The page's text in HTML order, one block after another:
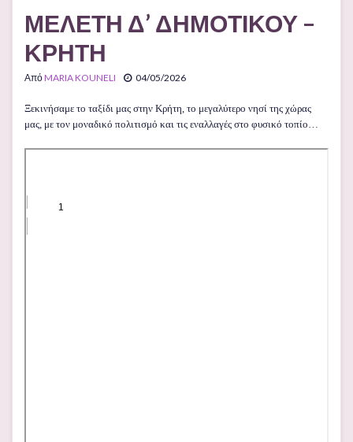
ΜΕΛΕΤΗ Δ’ ΔΗΜΟΤΙΚΟΥ –
ΚΡΗΤΗ
ΑπόMARIA KOUNELI 04/05/2026
Ξεκινήσαμε το ταξίδι μας στην Κρήτη, το μεγαλύτερο νησί της χώρας
μας, με τον μοναδικό πολιτισμό και τις εναλλαγές στο φυσικό τοπίο…